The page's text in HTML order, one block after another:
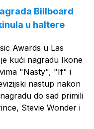
Billboard
u haltere
Awards u Las
kući nagradu Ikone
"Nasty", "If" i
nastup nakon
do sad primili
Stevie Wonder i